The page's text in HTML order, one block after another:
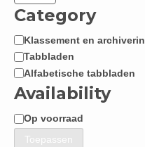
Category
Categorie
Klassement en
Tabbladen
Alfabetische tabbladen
Availability
Beschikbaarheid
Op voorraad
Toepassen